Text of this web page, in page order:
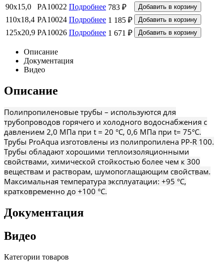
90x15,0
PA10022 Подробнее 783 ₽
110х18,4 PA10024 Подробнее 1 185 ₽
125х20,9 PA10026 Подробнее 1 671 ₽
Описание
Документация
Видео
Описание
Полипропиленовые трубы – используются для
трубопроводов горячего и холодного водоснабжения с
давлением 2,0 МПа при t = 20 °С, 0,6 МПа при t= 75°С.
Трубы ProAqua изготовлены из полипропилена PP-R 100.
Трубы обладают хорошими теплоизоляционными
свойствами, химической стойкостью более чем к 300
веществам и растворам, шумопоглащающим свойствам.
Максимальная температура эксплуатации: +95 °С,
кратковременно до +100 °С.
Документация
Видео
Категории товаров